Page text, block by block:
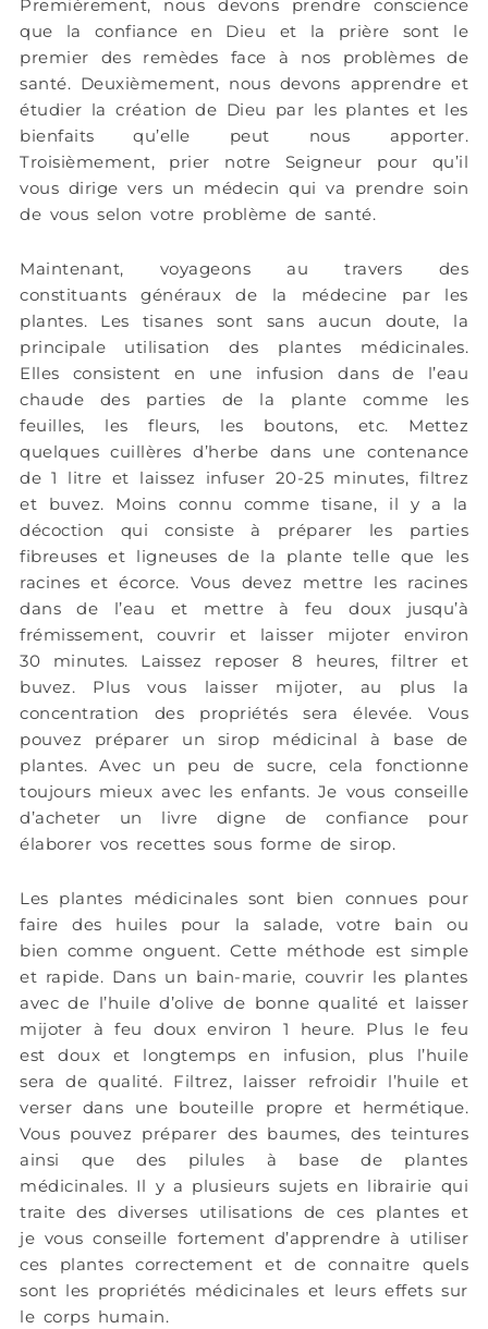
Premièrement, nous devons prendre conscience
que la confiance en Dieu et la prière sont le
premier des remèdes face à nos problèmes de
santé. Deuxièmement, nous devons apprendre et
étudier la création de Dieu par les plantes et les
bienfaits qu’elle peut nous apporter.
Troisièmement, prier notre Seigneur pour qu’il
vous dirige vers un médecin qui va prendre soin
de vous selon votre problème de santé.
Maintenant, voyageons au travers des
constituants généraux de la médecine par les
plantes. Les tisanes sont sans aucun doute, la
principale utilisation des plantes médicinales.
Elles consistent en une infusion dans de l’eau
chaude des parties de la plante comme les
feuilles, les fleurs, les boutons, etc. Mettez
quelques cuillères d’herbe dans une contenance
de 1 litre et laissez infuser 20-25 minutes, filtrez
et buvez. Moins connu comme tisane, il y a la
décoction qui consiste à préparer les parties
fibreuses et ligneuses de la plante telle que les
racines et écorce. Vous devez mettre les racines
dans de l’eau et mettre à feu doux jusqu’à
frémissement, couvrir et laisser mijoter environ
30 minutes. Laissez reposer 8 heures, filtrer et
buvez. Plus vous laisser mijoter, au plus la
concentration des propriétés sera élevée. Vous
pouvez préparer un sirop médicinal à base de
plantes. Avec un peu de sucre, cela fonctionne
toujours mieux avec les enfants. Je vous conseille
d’acheter un livre digne de confiance pour
élaborer vos recettes sous forme de sirop.
Les plantes médicinales sont bien connues pour
faire des huiles pour la salade, votre bain ou
bien comme onguent. Cette méthode est simple
et rapide. Dans un bain-marie, couvrir les plantes
avec de l’huile d’olive de bonne qualité et laisser
mijoter à feu doux environ 1 heure. Plus le feu
est doux et longtemps en infusion, plus l’huile
sera de qualité. Filtrez, laisser refroidir l’huile et
verser dans une bouteille propre et hermétique.
Vous pouvez préparer des baumes, des teintures
ainsi que des pilules à base de plantes
médicinales. Il y a plusieurs sujets en librairie qui
traite des diverses utilisations de ces plantes et
je vous conseille fortement d’apprendre à utiliser
ces plantes correctement et de connaitre quels
sont les propriétés médicinales et leurs effets sur
le corps humain.